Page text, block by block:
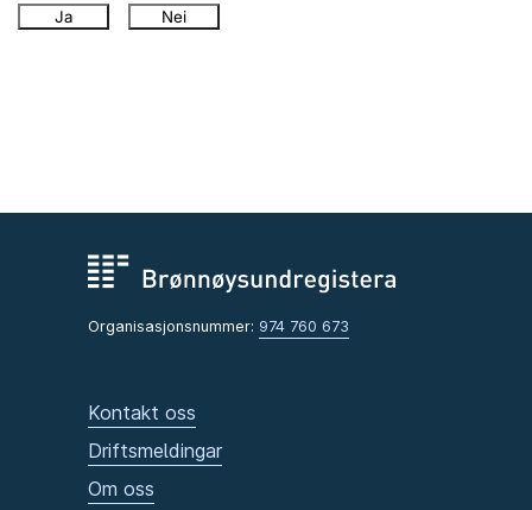
Ja Nei
Organisasjonsnummer: 974 760 673
Kontakt oss
Driftsmeldingar
Om oss